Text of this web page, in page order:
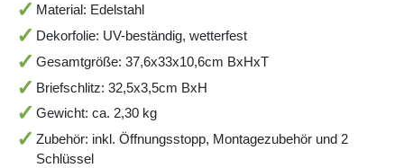
Material: Edelstahl
Dekorfolie: UV-beständig, wetterfest
Gesamtgröße: 37,6x33x10,6cm BxHxT
Briefschlitz: 32,5x3,5cm BxH
Gewicht: ca. 2,30 kg
Zubehör: inkl. Öffnungsstopp, Montagezubehör und 2
Schlüssel